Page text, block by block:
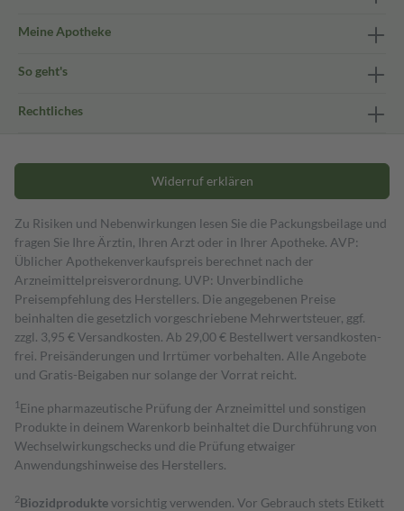
Meine Apotheke
So geht's
Rechtliches
Widerruf erklären
Zu Risiken und Nebenwirkungen lesen Sie die Packungsbeilage und
fragen Sie Ihre Ärztin, Ihren Arzt oder in Ihrer Apotheke. AVP:
Üblicher Apothekenverkaufspreis berechnet nach der
Arzneimittelpreisverordnung. UVP: Unverbindliche
Preisempfehlung des Herstellers. Die angegebenen Preise
beinhalten die gesetzlich vorgeschriebene Mehrwertsteuer, ggf.
zzgl. 3,95 € Versandkosten. Ab 29,00 € Bestell­wert versand­kosten­
frei. Preisänderungen und Irrtümer vorbehalten. Alle Angebote
und Gratis-Beigaben nur solange der Vorrat reicht.
1 Eine pharmazeutische Prüfung der Arzneimittel und sonstigen
Produkte in deinem Warenkorb beinhaltet die Durchführung von
Wechselwirkungschecks und die Prüfung etwaiger
Anwendungshinweise des Herstellers.
2Biozidproduktevorsichtig verwenden. Vor Gebrauch stets Etikett